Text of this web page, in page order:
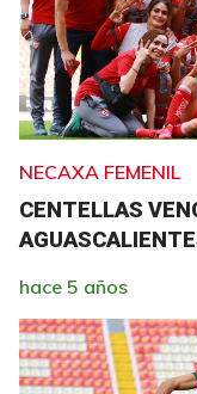
NECAXA FEMENIL
CENTELLAS
hace 5 años